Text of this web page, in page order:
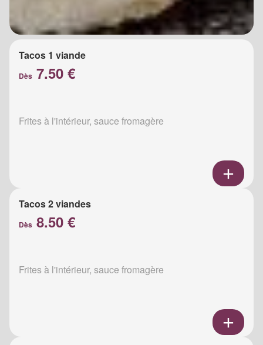
Tacos 1 viande
Dès 7.50 €
Frites à l'intérieur, sauce fromagère
Tacos 2 viandes
Dès 8.50 €
Frites à l'intérieur, sauce fromagère